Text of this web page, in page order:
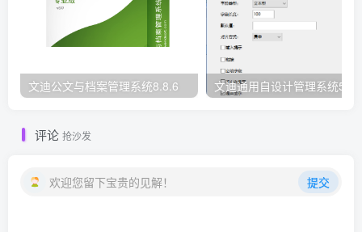
文迪公文与档案管理系统8.8.6 文迪通用自设计管理系统
评论 抢沙发
欢迎您留下宝贵的见解！ 提交